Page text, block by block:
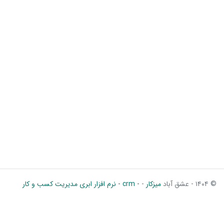
© ۱۴۰۴ - عشق آباد میزکار - - crm - نرم افزار ابری مدیریت کسب و کار